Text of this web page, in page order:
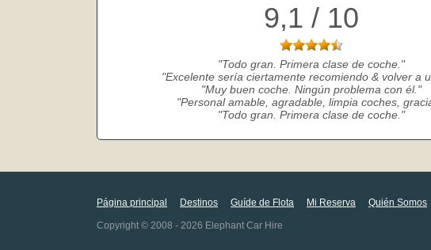
9,1 / 10
Todo gran. Primera clase de coche.
Excelente sería ciertamente recomiendo & volver a
Muy buen coche. Ningún problema con él.
Personal amable, agradable, limpia coches,
Todo gran. Primera clase de coche.
Página principal Destinos Guíde de Flota Mi Reserva Quién Somos
Copyright © 2008 - 2026 Elephant Car Hire